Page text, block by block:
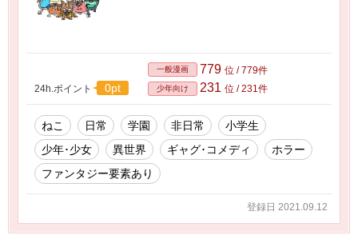
24h.ポイント 0pt
一般漫画 779 位 / 779件
少年向け 231 位 / 231件
ねこ 日常 学園 非日常
小学生
少年･少女
異世界 ギャグ･コメディ
ホラー
ファンタジー要素あり
登録日 2021.09.12